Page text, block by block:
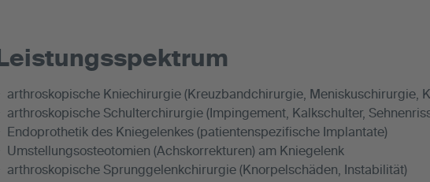
Leistungsspektrum
arthroskopische Kniechirurgie (Kreuzbandchirurgie, Meniskuschirurgie,
arthroskopische Schulterchirurgie (Impingement, Kalkschulter,
Endoprothetik des Kniegelenkes (patientenspezifische Implantate)
Umstellungsosteotomien (Achskorrekturen) am Kniegelenk
arthroskopische Sprunggelenkchirurgie (Knorpelschäden, Instabilität)